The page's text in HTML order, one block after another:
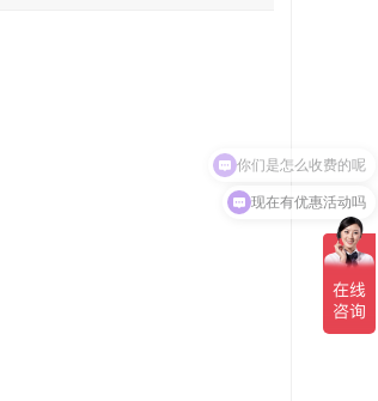
现在有优惠活动吗